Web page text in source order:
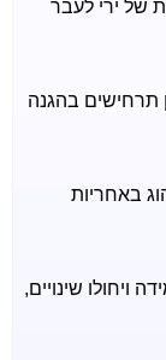
של ירי לעבר
תרחישים בהגנה
באחריות
ויחולו שינויים,